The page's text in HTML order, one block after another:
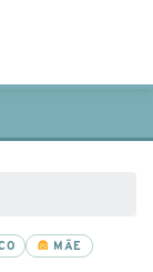
MÃE